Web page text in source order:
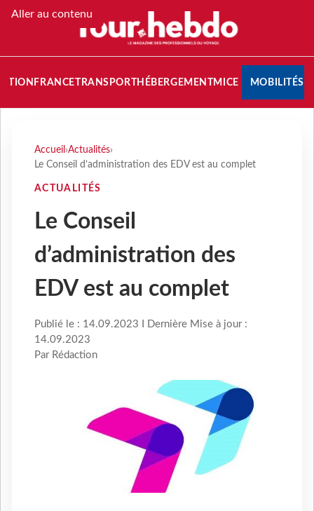
Aller au contenu
FRANCETRANSPORT HÉBERGEMENTMICE MOBILITÉS
Accueil ›Actualités›
Le Conseil d’administration des EDV est au complet
ACTUALITÉS
Le Conseil
d’administration des
EDV est au complet
Publié le : 14.09.2023 I Dernière Mise à jour :
14.09.2023
Par Rédaction